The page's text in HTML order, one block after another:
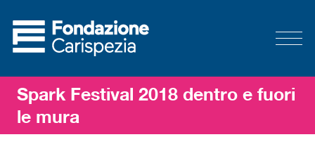
Spark Festival 2018 dentro e fuori
le mura